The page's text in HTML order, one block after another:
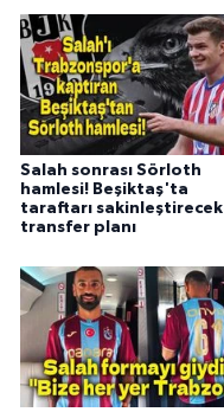
Salah sonrası Sörloth
hamlesi! Beşiktaş'ta
taraftarı sakinleştirecek
transfer planı